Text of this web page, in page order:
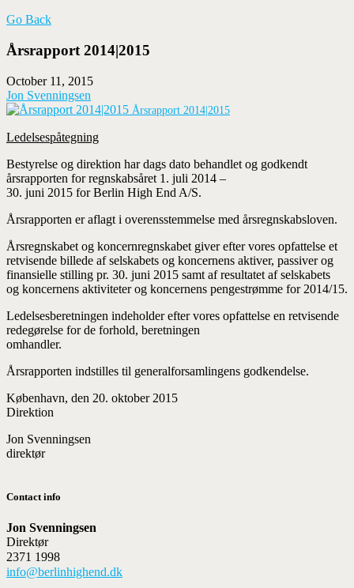
Go Back
Årsrapport 2014|2015
October 11, 2015
Jon Svenningsen
Årsrapport 2014|2015
Ledelsespåtegning
Bestyrelse og direktion har dags dato behandlet og godkendt
årsrapporten for regnskabsåret 1. juli 2014 –
30. juni 2015 for Berlin High End A/S.
Årsrapporten er aflagt i overensstemmelse med årsregnskabsloven.
Årsregnskabet og koncernregnskabet giver efter vores opfattelse et
retvisende billede af selskabets og koncernens aktiver, passiver og
finansielle stilling pr. 30. juni 2015 samt af resultatet af selskabets
og koncernens aktiviteter og koncernens pengestrømme for 2014/15.
Ledelsesberetningen indeholder efter vores opfattelse en retvisende
redegørelse for de forhold, beretningen
omhandler.
Årsrapporten indstilles til generalforsamlingens godkendelse.
København, den 20. oktober 2015
Direktion
Jon Svenningsen
direktør
Contact info
Jon Svenningsen
Direktør
2371 1998
info@berlinhighend.dk